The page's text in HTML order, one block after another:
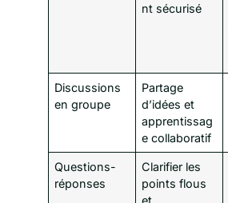
nt sécurisé
Discussions
en groupe
Partage
d’idées et
apprentissag
e collaboratif
Questions-
réponses
Clarifier les
points flous